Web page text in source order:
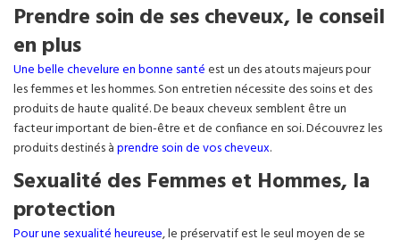
Prendre soin de ses cheveux, le conseil
en plus
Une belle chevelure en bonne santéest un des atouts majeurs pour
les femmes et les hommes. Son entretien nécessite des soins et des
produits de haute qualité. De beaux cheveux semblent être un
facteur important de bien-être et de confiance en soi. Découvrez les
produits destinés àprendre soin de vos cheveux.
Sexualité des Femmes et Hommes, la
protection
Pour une sexualité heureuse, le préservatif est le seul moyen de se